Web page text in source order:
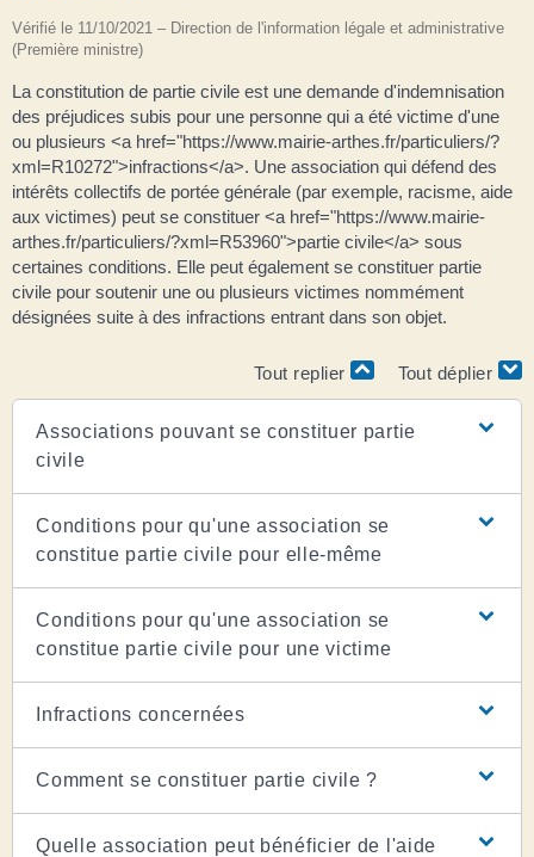
Vérifié le 11/10/2021 – Direction de l'information légale et administrative
(Première ministre)
La constitution de partie civile est une demande d'indemnisation
des préjudices subis pour une personne qui a été victime d'une
ou plusieurs <a href="https://www.mairie-arthes.fr/particuliers/?
xml=R10272">infractions</a>. Une association qui défend des
intérêts collectifs de portée générale (par exemple, racisme, aide
aux victimes) peut se constituer <a href="https://www.mairie-
arthes.fr/particuliers/?xml=R53960">partie civile</a> sous
certaines conditions. Elle peut également se constituer partie
civile pour soutenir une ou plusieurs victimes nommément
désignées suite à des infractions entrant dans son objet.
Tout replier Tout déplier
Associations pouvant se constituer partie
civile
Conditions pour qu'une association se
constitue partie civile pour elle-même
Conditions pour qu'une association se
constitue partie civile pour une victime
Infractions concernées
Comment se constituer partie civile ?
Quelle association peut bénéficier de l'aide